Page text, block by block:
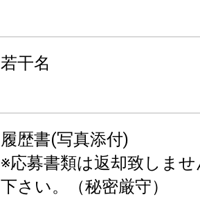
若干名
履歴書(写真添付)
※応募書類は返却致しま
下さい。（秘密厳守）